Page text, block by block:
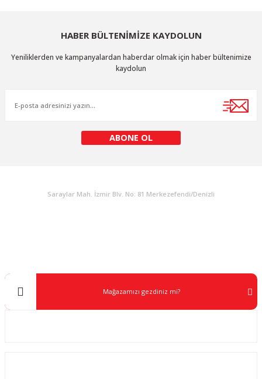
HABER BÜLTENİMİZE KAYDOLUN
Yeniliklerden ve kampanyalardan haberdar olmak için haber bültenimize
kaydolun
ABONE OL
Saraylar Mah. İzmir Blv. No: 81 Merkezefendi/Denizli
Mağazamızı gezdiniz mi?